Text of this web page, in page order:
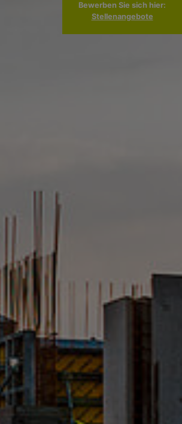
Bewerben Sie sich hier:
Stellenangebote